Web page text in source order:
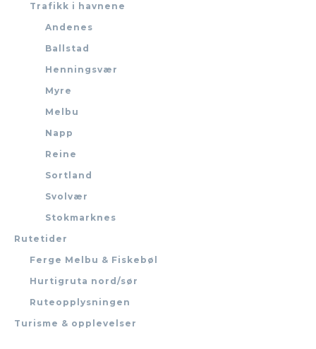
Trafikk i havnene
Andenes
Ballstad
Henningsvær
Myre
Melbu
Napp
Reine
Sortland
Svolvær
Stokmarknes
Rutetider
Ferge Melbu & Fiskebøl
Hurtigruta nord/sør
Ruteopplysningen
Turisme & opplevelser